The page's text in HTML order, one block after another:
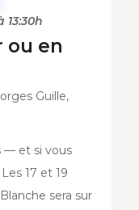
13:30h
ou en
Guille,
— et si vous
17 et 19
sera sur